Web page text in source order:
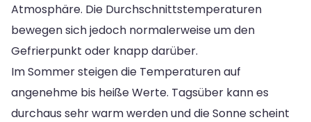
Atmosphäre. Die Durchschnittstemperaturen
bewegen sich jedoch normalerweise um den
Gefrierpunkt oder knapp darüber.
Im Sommer steigen die Temperaturen auf
angenehme bis heiße Werte. Tagsüber kann es
durchaus sehr warm werden und die Sonne scheint